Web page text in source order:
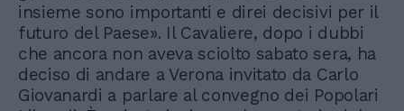
insieme sono importanti e direi decisivi per il
futuro del Paese». Il Cavaliere, dopo i dubbi
che ancora non aveva sciolto sabato sera, ha
deciso di andare a Verona invitato da Carlo
Giovanardi a parlare al convegno dei Popolari